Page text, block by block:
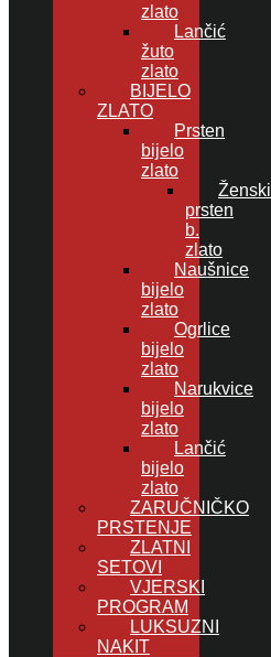
zlato
Lančić
žuto
zlato
BIJELO
ZLATO
Prsten
bijelo
zlato
Ženski
prsten
b.
zlato
Naušnice
bijelo
zlato
Ogrlice
bijelo
zlato
Narukvice
bijelo
zlato
Lančić
bijelo
zlato
ZARUČNIČKO
PRSTENJE
ZLATNI
SETOVI
VJERSKI
PROGRAM
LUKSUZNI
NAKIT